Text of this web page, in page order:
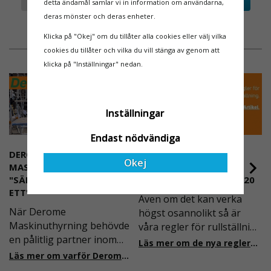
DEROME
MASKINUTHYRNING -
"SÄKERHET ÄR ALLTID PRIO
ETT"
När Derome
Maskinuthyrning behövde
en pålitlig partner inom
fallskydd och
Läs mer om varför Derome väljer oss
NYA REGLER FÖR
RULLSTÄLLNING -
AFS2023:9 & EN1004:2020
Även om det kan verka
högst osannolikt så är
våra regler för rullställning
i Sverige slappare än de Läs mer om de nya reglerna!
detta ändamål samlar vi in information om användarna,
deras mönster och deras enheter.
Klicka på "Okej" om du tillåter alla cookies eller välj vilka
cookies du tillåter och vilka du vill stänga av genom att
klicka på "Inställningar" nedan.
Inställningar
Endast nödvändiga
Okej